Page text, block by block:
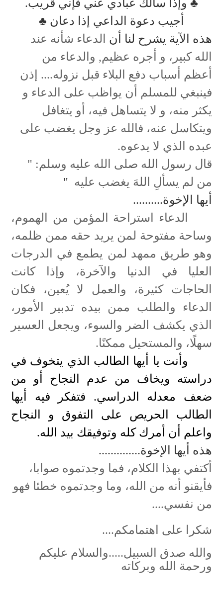
♣ وإذا سألك عبادي عني فإني قريب.
أجيب دعوة الداعي إذا دعان ♣
هذه الآية يشرح لنا أن
الدعاء شأنه عند
الله كبير، و أجره عظيم, والدعاء من
أعظم أسباب دفع البلاء قبل نزوله.... إذن
فينبغي للمسلم أن يواظب على الدعاء و
يكثر منه، و لا يتساهل فيه، أو يتغافل
ويتكاسل عنه، فالله عز وجل يغضب على
عبده الذي لا يدعوه.
قال رسول الله صلى الله عليه وسلم: "
من لم يسألِ اللهَ يغضب عليه "
أيها الإخوة..........
الدعاء استراحة المؤمن من الهموم،
وساحة مفتوحة لمن يريد حقه ممن ظلمه،
وهو طريق ممهد لمن يطمع في الدرجات
العليا في الدنيا والآخرة، وإذا كانت
الحاجات كثيرة، والعمل لا يُعين، فكان
الدعاء والطلب ممن بيده تدبير الأمور،
الذي يكشف الضر والسوء، ويجعل العسير
سهلًا، والمستحيل ممكنًا.
وأنت يا أيها الطالب الذي يتخوف في
دراسته ويخاف من عدم النجاح أو من
ضعف معدله الدراسي. فتفكر فيه أيها
الطالب الحريص على التفوق و النجاح
واعلم أن أمرك كله وتوفيقك بيد الله.
هذه أيها الإخوة..............
أكتفي بهذا الكلام، فما وجدتموه صوابا،
فأيقنو أنه من الله، وما وجدتموه خطئا فهو
من نفسي....
شكرا على اهتمامكم....
والله صدق السبيل.....والسلام عليكم
ورحمة الله وبركاته